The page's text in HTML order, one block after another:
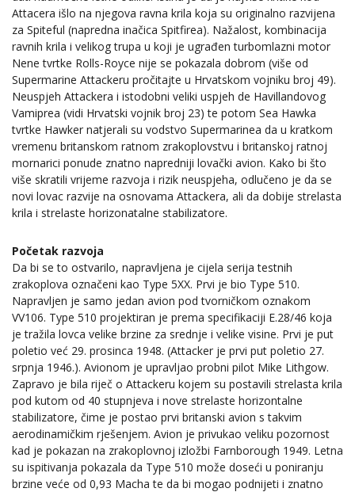
Attacera išlo na njegova ravna krila koja su originalno razvijena
za Spiteful (napredna inačica Spitfirea). Nažalost, kombinacija
ravnih krila i velikog trupa u koji je ugrađen turbomlazni motor
Nene tvrtke Rolls-Royce nije se pokazala dobrom (više od
Supermarine Attackeru pročitajte u Hrvatskom vojniku broj 49).
Neuspjeh Attackera i istodobni veliki uspjeh de Havillandovog
Vamiprea (vidi Hrvatski vojnik broj 23) te potom Sea Hawka
tvrtke Hawker natjerali su vodstvo Supermarinea da u kratkom
vremenu britanskom ratnom zrakoplovstvu i britanskoj ratnoj
mornarici ponude znatno napredniji lovački avion. Kako bi što
više skratili vrijeme razvoja i rizik neuspjeha, odlučeno je da se
novi lovac razvije na osnovama Attackera, ali da dobije strelasta
krila i strelaste horizonatalne stabilizatore.
Početak razvoja
Da bi se to ostvarilo, napravljena je cijela serija testnih
zrakoplova označeni kao Type 5XX. Prvi je bio Type 510.
Napravljen je samo jedan avion pod tvorničkom oznakom
VV106. Type 510 projektiran je prema specifikaciji E.28/46 koja
je tražila lovca velike brzine za srednje i velike visine. Prvi je put
poletio već 29. prosinca 1948. (Attacker je prvi put poletio 27.
srpnja 1946.). Avionom je upravljao probni pilot Mike Lithgow.
Zapravo je bila riječ o Attackeru kojem su postavili strelasta krila
pod kutom od 40 stupnjeva i nove strelaste horizontalne
stabilizatore, čime je postao prvi britanski avion s takvim
aerodinamičkim rješenjem. Avion je privukao veliku pozornost
kad je pokazan na zrakoplovnoj izložbi Farnborough 1949. Letna
su ispitivanja pokazala da Type 510 može doseći u poniranju
brzine veće od 0,93 Macha te da bi mogao podnijeti i znatno